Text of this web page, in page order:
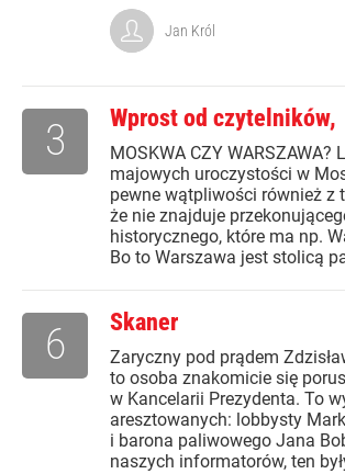
Jan Król
Wprost od czytelników,
MOSKWA CZY WARSZAWA?
majowych uroczystości w
pewne wątpliwości również z
że nie znajduje
historycznego, które ma np.
Bo to Warszawa jest stolicą
3
Skaner
Zaryczny pod prądem
to osoba znakomicie się
w Kancelarii Prezydenta. To
aresztowanych: lobbysty
i barona paliwowego Jana
naszych informatorów, ten
6